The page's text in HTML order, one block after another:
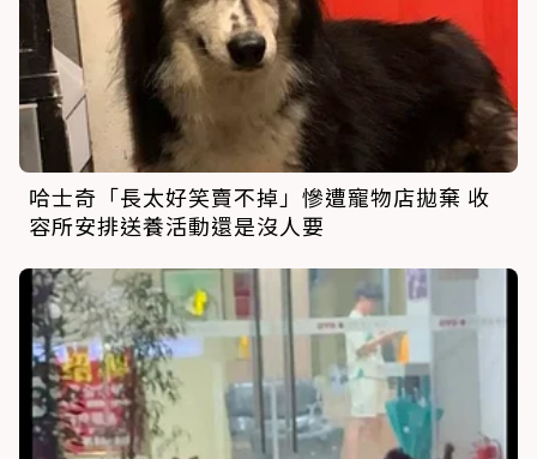
哈士奇「長太好笑賣不掉」慘遭寵物店拋棄 收
容所安排送養活動還是沒人要